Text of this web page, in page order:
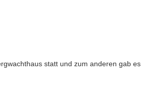
statt und zum anderen gab es